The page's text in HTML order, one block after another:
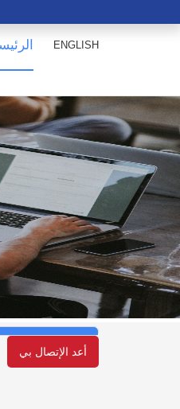
ENGLISH
أعد الإتصال بي